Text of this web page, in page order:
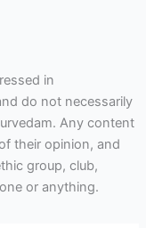
in
do not necessarily
Any content
their opinion, and
group, club,
or anything.